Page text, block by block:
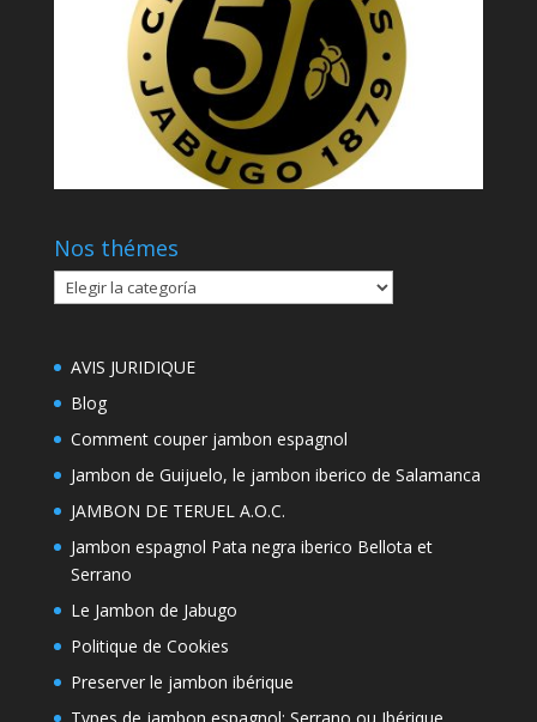
Nos thémes
Nos
thémes
AVIS JURIDIQUE
Blog
Comment couper jambon espagnol
Jambon de Guijuelo, le jambon iberico de Salamanca
JAMBON DE TERUEL A.O.C.
Jambon espagnol Pata negra iberico Bellota et
Serrano
Le Jambon de Jabugo
Politique de Cookies
Preserver le jambon ibérique